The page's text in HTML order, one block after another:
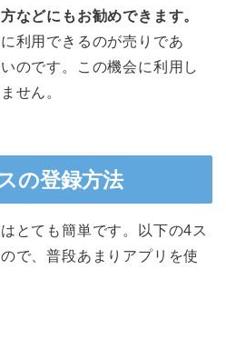
などにもお勧めできます。
利用できるのが売りであ
のです。この機会に利用し
せん。
の登録方法
とても簡単です。以下の4ス
で、普段あまりアプリを使